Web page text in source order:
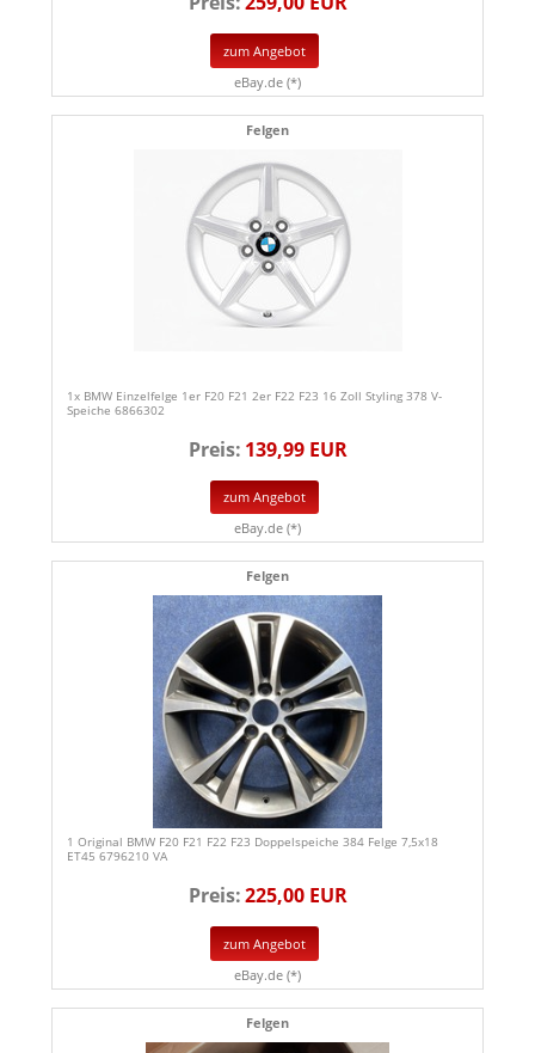
zum Angebot
eBay.de (*)
Felgen
1x BMW Einzelfelge 1er F20 F21 2er F22 F23 16 Zoll Styling 378 V-
Speiche 6866302
Preis: 139,99 EUR
zum Angebot
eBay.de (*)
Felgen
1 Original BMW F20 F21 F22 F23 Doppelspeiche 384 Felge 7,5x18
ET45 6796210 VA
Preis:225,00 EUR
zum Angebot
eBay.de (*)
Felgen